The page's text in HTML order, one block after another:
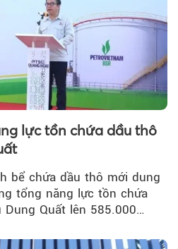
lực tồn chứa dầu thô
bể chứa dầu thô mới dung
tổng năng lực tồn chứa
Dung Quất lên 585.000